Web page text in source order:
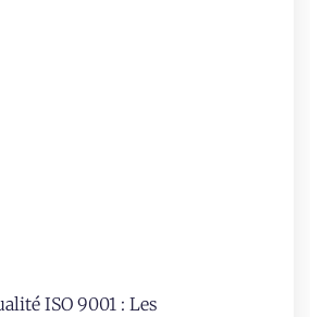
ISO 9001 : Les